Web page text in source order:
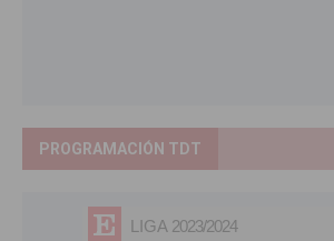
PROGRAMACIÓN TDT